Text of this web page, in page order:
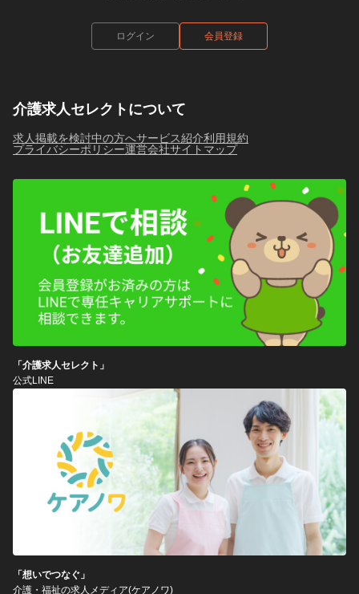
ログイン 会員登録
介護求人セレクトについて
求人掲載を検討中の方へサービス紹介利用規約
プライバシーポリシー運営会社サイトマップ
「介護求人セレクト」
公式LINE
「想いでつなぐ」
介護・福祉の求人メディア(ケアノワ)